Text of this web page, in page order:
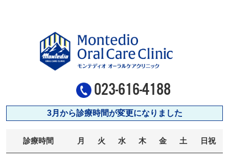
023-616-4188
3月から診療時間が変更になりました
診療時間 月 火 水 木 金 土 日祝